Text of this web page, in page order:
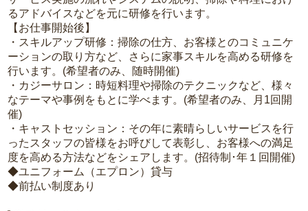
るアドバイスなどを元に研修を行います。
【お仕事開始後】
・スキルアップ研修：掃除の仕方、お客様とのコミュニケ
ーションの取り方など、さらに家事スキルを高める研修を
行います。(希望者のみ、随時開催)
・カジーサロン：時短料理や掃除のテクニックなど、様々
なテーマや事例をもとに学べます。(希望者のみ、月1回開
催)
・キャストセッション：その年に素晴らしいサービスを行
ったスタッフの皆様をお呼びして表彰し、お客様への満足
度を高める方法などをシェアします。(招待制･年１回開催)
◆ユニフォーム（エプロン）貸与
◆前払い制度あり